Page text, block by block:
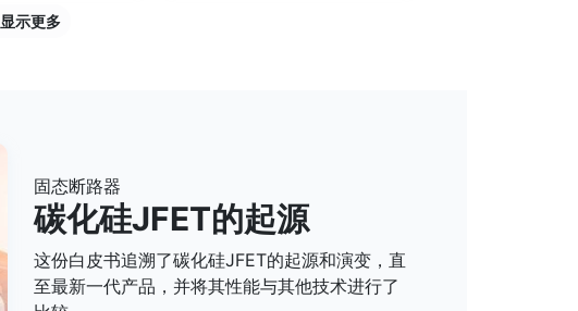
显示更多
固态断路器
碳化硅JFET的起源
这份白皮书追溯了碳化硅JFET的起源和演变，直
至最新一代产品，并将其性能与其他技术进行了